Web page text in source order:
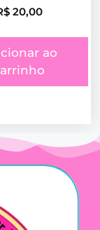
20,00
ao